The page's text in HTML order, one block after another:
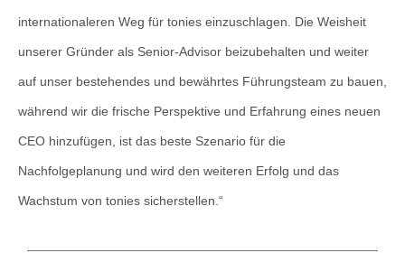
internationaleren Weg für tonies einzuschlagen. Die Weisheit
unserer Gründer als Senior-Advisor beizubehalten und weiter
auf unser bestehendes und bewährtes Führungsteam zu bauen,
während wir die frische Perspektive und Erfahrung eines neuen
CEO hinzufügen, ist das beste Szenario für die
Nachfolgeplanung und wird den weiteren Erfolg und das
Wachstum von tonies sicherstellen.“